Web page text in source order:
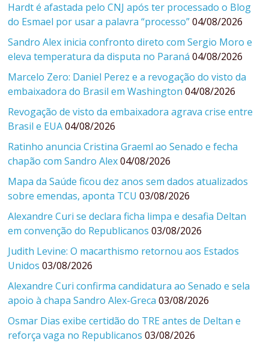
Hardt é afastada pelo CNJ após ter processado o Blog
do Esmael por usar a palavra “processo” 04/08/2026
Sandro Alex inicia confronto direto com Sergio Moro e
eleva temperatura da disputa no Paraná 04/08/2026
Marcelo Zero: Daniel Perez e a revogação do visto da
embaixadora do Brasil em Washington 04/08/2026
Revogação de visto da embaixadora agrava crise entre
Brasil e EUA 04/08/2026
Ratinho anuncia Cristina Graeml ao Senado e fecha
chapão com Sandro Alex 04/08/2026
Mapa da Saúde ficou dez anos sem dados atualizados
sobre emendas, aponta TCU 03/08/2026
Alexandre Curi se declara ficha limpa e desafia Deltan
em convenção do Republicanos 03/08/2026
Judith Levine: O macarthismo retornou aos Estados
Unidos 03/08/2026
Alexandre Curi confirma candidatura ao Senado e sela
apoio à chapa Sandro Alex-Greca 03/08/2026
Osmar Dias exibe certidão do TRE antes de Deltan e
reforça vaga no Republicanos 03/08/2026